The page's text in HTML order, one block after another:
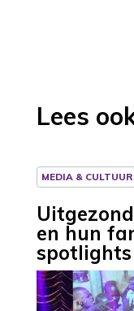
Lees
MEDIA & CULTUUR
en hun
spotlights